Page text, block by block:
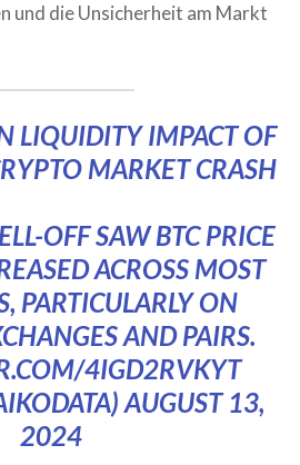
und die Unsicherheit am Markt
LIQUIDITY IMPACT OF
MARKET CRASH
OFF SAW BTC PRICE
ACROSS MOST
PARTICULARLY ON
AND PAIRS.
4IGD2RVKYT
AUGUST 13,
2024